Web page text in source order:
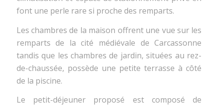
font une perle rare si proche des remparts.
Les chambres de la maison offrent une vue sur les
remparts de la cité médiévale de Carcassonne
tandis que les chambres de jardin, situées au rez-
de-chaussée, possède une petite terrasse à côté
de la piscine.
Le petit-déjeuner proposé est composé de